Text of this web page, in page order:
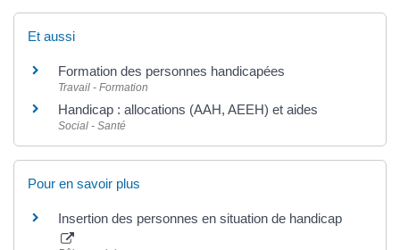
Et aussi
Formation des personnes handicapées
Travail - Formation
Handicap : allocations (AAH, AEEH) et aides
Social - Santé
Pour en savoir plus
Insertion des personnes en situation de handicap